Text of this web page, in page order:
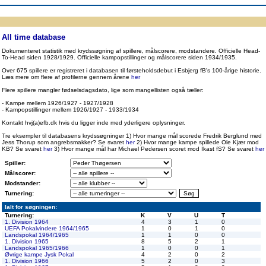
All time database
Dokumenteret statistik med krydssøgning af spillere, målscorere, modstandere. Officielle Head-
To-Head siden 1928/1929. Officielle kampopstillinger og målscorere siden 1934/1935.
Over 675 spillere er registreret i databasen til førsteholdsdebut i Esbjerg fB's 100-årige historie.
Læs mere om flere af profilerne gennem årene her
Flere spillere mangler fødselsdagsdato, lige som mangellisten også tæller:
- Kampe mellem 1926/1927 - 1927/1928
- Kampopstillinger mellem 1926/1927 - 1933/1934
Kontakt hvj(a)efb.dk hvis du ligger inde med yderligere oplysninger.
Tre eksempler til databasens krydssøgninger 1) Hvor mange mål scorede Fredrik Berglund med
Jess Thorup som angrebsmakker? Se svaret her2) Hvor mange kampe spillede Ole Kjær mod
KB? Se svaret her3) Hvor mange mål har Michael Pedersen scoret mod Ikast fS? Se svaret her
Spiller:
Målscorer:
Modstander:
Turnering:
Ialt for søgningen:
Turnering:
K V U
T
1. Division 1964
4 3 1
0
UEFA Pokalvindere 1964/1965
1 0 1
0
Landspokal 1964/1965
1 1 0
0
1. Division 1965
8 5 2
1
Landspokal 1965/1966
1 0 0
1
Øvrige kampe Jysk Pokal
4 2 0
2
1. Division 1966
5 2 0
3